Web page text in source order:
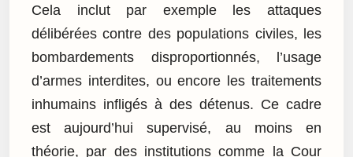
Cela inclut par exemple les attaques
délibérées contre des populations civiles, les
bombardements disproportionnés, l’usage
d’armes interdites, ou encore les traitements
inhumains infligés à des détenus. Ce cadre
est aujourd’hui supervisé, au moins en
théorie, par des institutions comme la Cour